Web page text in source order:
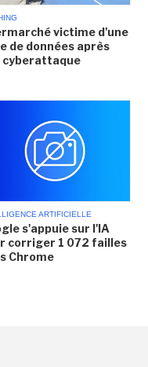
victime d'une
de données après
cyberattaque
ARTIFICIELLE
s'appuie sur l'IA
corriger 1 072 failles
Chrome